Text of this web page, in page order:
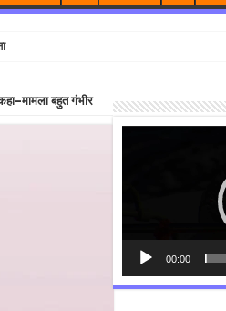
मामला बहुत गंभीर
00:00